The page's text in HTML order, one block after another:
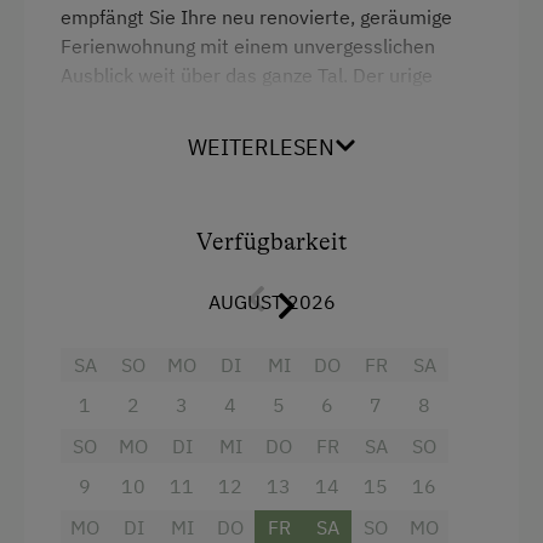
Tischtennis
Wandern
Doppelbett (Kingsize)
empfängt Sie Ihre neu renovierte, geräumige
Ferienwohnung mit einem unvergesslichen
Ausblick weit über das ganze Tal. Der urige
Hochwertige Materialien wurden verarbeitet.
Sitzpolstern aus Montafoner Steinschafwolle
verleihen den Räumen ihre einmalige Wohlfühl-
• Garderobe
• Wohnküche
• TV mit ORF und Sat
• Bad und WC
WEITERLESEN
Verfügbarkeit
AUGUST 2026
SA
1
SO
2
MO
3
DI
4
MI
5
DO
6
FR
7
SA
8
SO
9
MO
10
DI
11
MI
12
DO
13
FR
14
SA
15
SO
16
MO
DI MI DO FR SA SO MO